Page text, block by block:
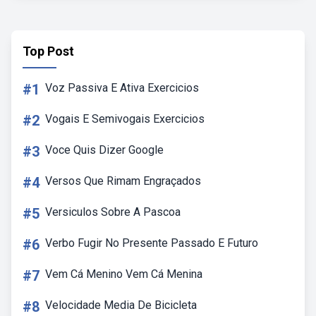
Top Post
#1 Voz Passiva E Ativa Exercicios
#2 Vogais E Semivogais Exercicios
#3 Voce Quis Dizer Google
#4 Versos Que Rimam Engraçados
#5 Versiculos Sobre A Pascoa
#6 Verbo Fugir No Presente Passado E Futuro
#7 Vem Cá Menino Vem Cá Menina
#8 Velocidade Media De Bicicleta